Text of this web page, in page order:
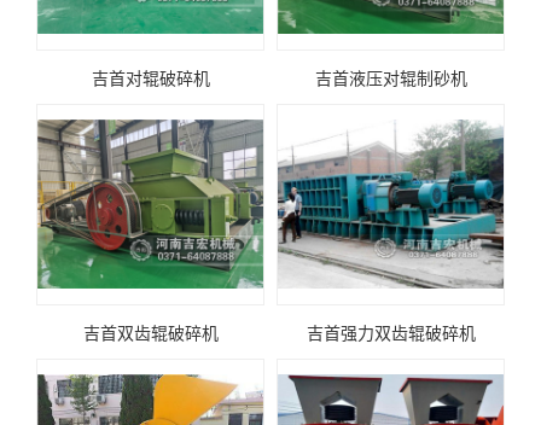
吉首对辊破碎机 吉首液压对辊制砂机
吉首双齿辊破碎机 吉首强力双齿辊破碎机